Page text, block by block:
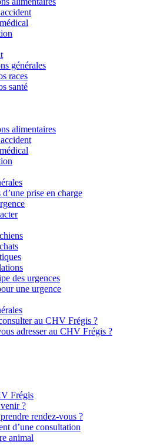
générales
races
santé
alimentaires
d’une prise en charge
des urgences
une urgence
au CHV Frégis ?
adresser au CHV Frégis ?
Frégis
?
rendez-vous ?
d’une consultation
animal